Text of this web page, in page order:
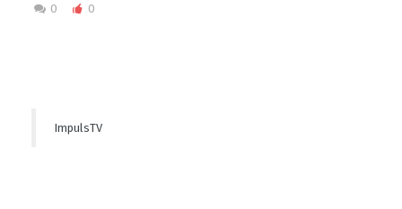
0 0
ImpulsTV